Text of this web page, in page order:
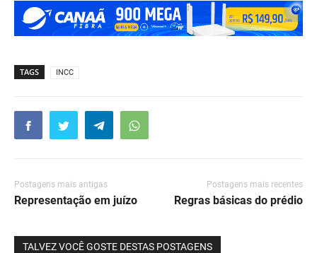
TAGS INCC
Postagens mais antigas
Representação em juízo
Postagens mais recentes
Regras básicas do prédio
TALVEZ VOCÊ GOSTE DESTAS POSTAGENS